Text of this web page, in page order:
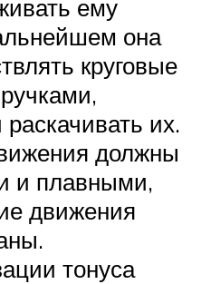
ему
она
круговые
их.
должны
и плавными,
движения
тонуса